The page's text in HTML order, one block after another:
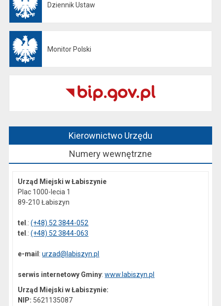
Dziennik Ustaw
Monitor Polski
Kierownictwo Urzędu
Numery wewnętrzne
Urząd Miejski w Łabiszynie
Plac 1000-lecia 1
89-210 Łabiszyn
tel .:(+48) 52 3844-052
tel .:(+48) 52 3844-063
e-mail :urzad@labiszyn.pl
serwis internetowy Gminy:www.labiszyn.pl
Urząd Miejski w Łabiszynie:
NIP: 5621135087